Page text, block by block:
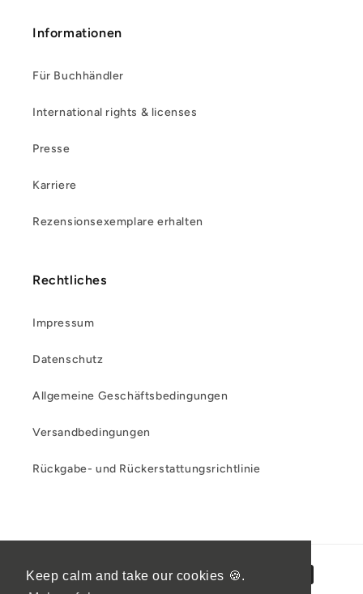
Keep calm and take our cookies 🍪.
Informationen
Für Buchhändler
International rights & licenses
Presse
Karriere
Rezensionsexemplare erhalten
Rechtliches
Impressum
Datenschutz
Allgemeine Geschäftsbedingungen
Versandbedingungen
Rückgabe- und Rückerstattungsrichtlinie